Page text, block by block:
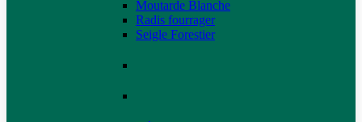
Moutarde Blanche
Radis fourrager
Seigle Forestier